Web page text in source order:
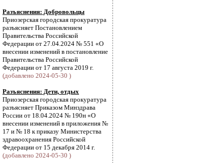
Разъяснения: Добровольцы
Приозерская городская прокуратура
разъясняет Постановлением
Правительства Российской
Федерации от 27.04.2024 № 551 «О
внесении изменений в постановление
Правительства Российской
Федерации от 17 августа 2019 г.
(добавлено 2024-05-30 )
Разъяснения: Дети, отдых
Приозерская городская прокуратура
разъясняет Приказом Минздрава
России от 18.04.2024 № 190н «О
внесении изменений в приложения №
17 и № 18 к приказу Министерства
здравоохранения Российской
Федерации от 15 декабря 2014 г.
(добавлено 2024-05-30 )